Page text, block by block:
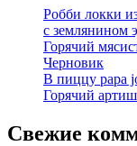
Робби локки
с землянином
Горячий
Черновик
В пиццу papa
Горячий
Свежие